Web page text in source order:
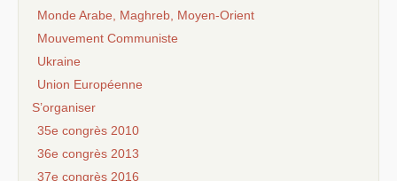
Monde Arabe, Maghreb, Moyen-Orient
Mouvement Communiste
Ukraine
Union Européenne
S’organiser
35e congrès 2010
36e congrès 2013
37e congrès 2016